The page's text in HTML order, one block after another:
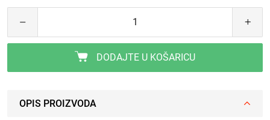
DODAJTE U KOŠARICU
OPIS PROIZVODA